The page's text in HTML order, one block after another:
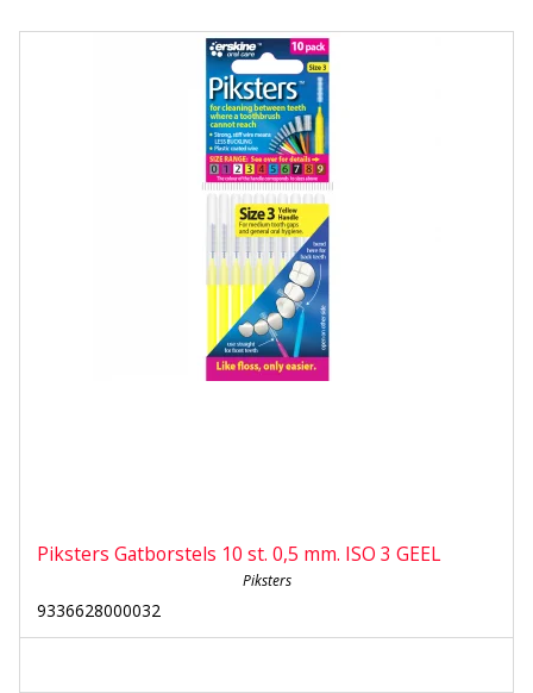
Piksters Gatborstels 10 st. 0,5 mm. ISO 3 GEEL
Piksters
9336628000032